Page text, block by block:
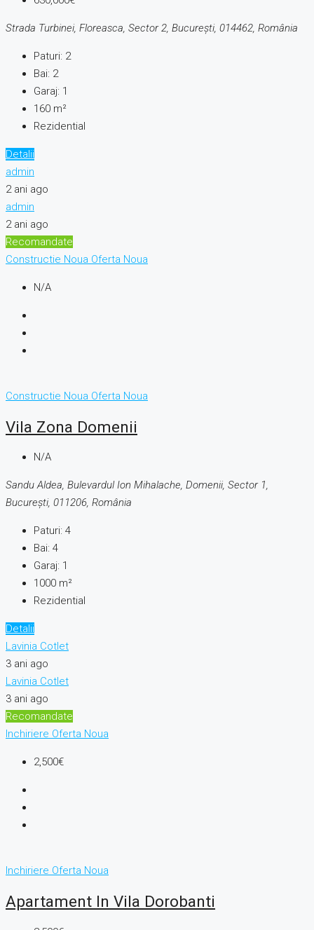
Strada Turbinei, Floreasca, Sector 2, București, 014462, România
Paturi: 2
Bai: 2
Garaj: 1
160 m²
Rezidential
Detalii
admin
2 ani ago
admin
2 ani ago
Recomandate
Constructie Noua Oferta Noua
N/A
Constructie Noua Oferta Noua
Vila Zona Domenii
N/A
Sandu Aldea, Bulevardul Ion Mihalache, Domenii, Sector 1,
București, 011206, România
Paturi: 4
Bai: 4
Garaj: 1
1000 m²
Rezidential
Detalii
Lavinia Cotlet
3 ani ago
Lavinia Cotlet
3 ani ago
Recomandate
Inchiriere Oferta Noua
2,500€
Inchiriere Oferta Noua
Apartament In Vila Dorobanti